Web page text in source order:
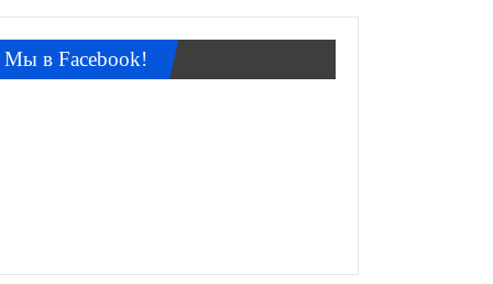
Мы в Facebook!